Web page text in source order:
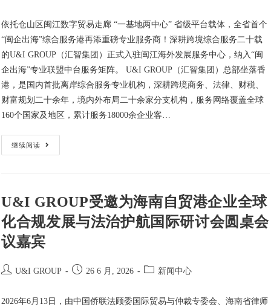
依托仓山区闽江数字贸易走廊 “一基地两中心” 省级平台载体，全省首个
“闽企出海”综合服务港再添重磅专业服务商！深耕跨境综合服务二十载
的U&I GROUP（汇智集团）正式入驻闽江海外发展服务中心，纳入“闽
企出海”专业联盟中台服务矩阵。 U&I GROUP（汇智集团）总部坐落香
港，是国内首批离岸综合服务专业机构，深耕跨境商务、法律、财税、
财富规划二十余年，境内外布局二十余家分支机构，服务网络覆盖全球
160个国家及地区，累计服务18000余企业客…
继续阅读
U&I GROUP受邀为海南自贸港企业全球
化合规发展与法治护航国际研讨会圆桌会
议嘉宾
U&I GROUP 26 6 月, 2026 新闻中心
2026年6月13日，由中国侨联法顾委国际贸易与仲裁专委会、海南省律师